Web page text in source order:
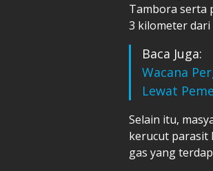
Tambora serta
3 kilometer
Baca Juga:
Wacana
Lewat
Selain itu,
kerucut parasit
gas yang